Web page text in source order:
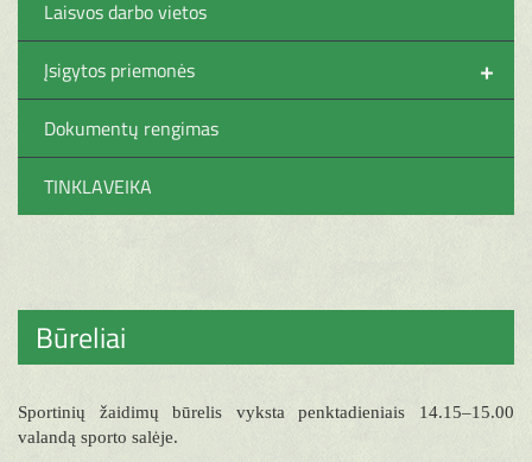
Laisvos darbo vietos
+
Įsigytos priemonės
Dokumentų rengimas
TINKLAVEIKA
Būreliai
Sportinių žaidimų būrelis vyksta penktadieniais 14.15–15.00
valandą sporto salėje.